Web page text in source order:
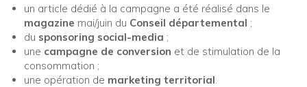
un article dédié à la campagne a été réalisé dans le
magazine mai/juin du Conseil départemental ;
du sponsoring social-media ;
une campagne de conversion et de stimulation de la
consommation ;
une opération de marketing territorial